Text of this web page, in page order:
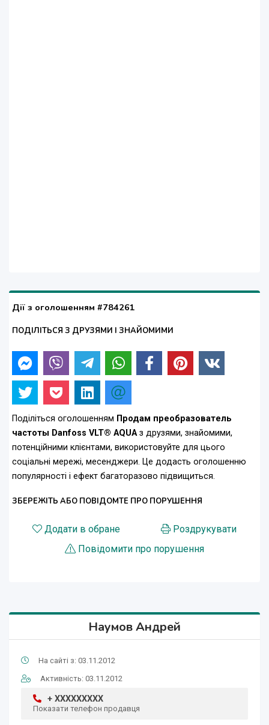
Дії з оголошенням #784261
ПОДІЛІТЬСЯ З ДРУЗЯМИ І ЗНАЙОМИМИ
Поділіться оголошенням Продам преобразователь
частоты Danfoss VLT® AQUAз друзями, знайомими,
потенційними клієнтами, використовуйте для цього
соціальні мережі, месенджери. Це додасть оголошенню
популярності і ефект багаторазово підвищиться.
ЗБЕРЕЖІТЬ АБО ПОВІДОМТЕ ПРО ПОРУШЕННЯ
Додати в обране
Роздрукувати
Повідомити про порушення
Наумов Андрей
На сайті з: 03.11.2012
Активність: 03.11.2012
+ XXXXXXXXX
Показати телефон продавця